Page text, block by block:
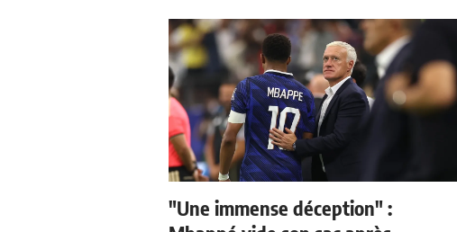
"Une immense déception" :